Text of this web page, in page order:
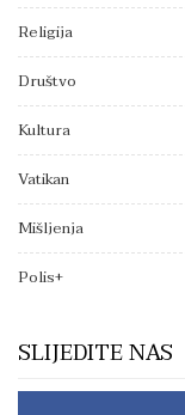
Religija
Društvo
Kultura
Vatikan
Mišljenja
Polis+
SLIJEDITE NAS